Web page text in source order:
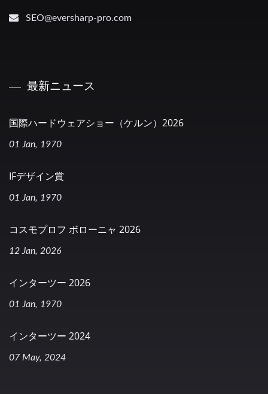
SEO@eversharp-pro.com
最新ニュース
国際ハードウェアショー（ケルン）2026
01 Jan, 1970
IFデザイン賞
01 Jan, 1970
コスモプロフ ボローニャ 2026
12 Jan, 2026
インターツー 2026
01 Jan, 1970
インターツー 2024
07 May, 2024